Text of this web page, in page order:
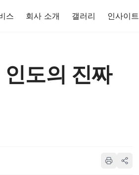
스 회사 소개 갤러리 인사이트
도의 진짜